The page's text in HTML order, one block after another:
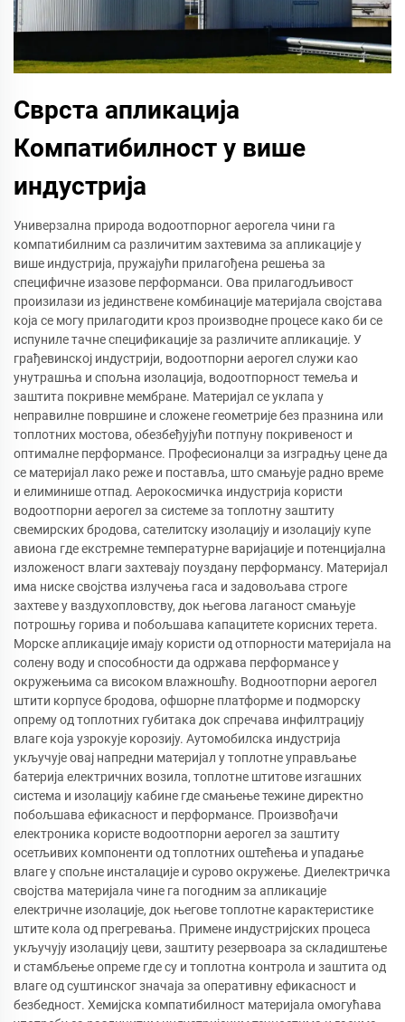
Сврста апликација
Компатибилност у више
индустрија
Универзална природа водоотпорног аерогела чини га
компатибилним са различитим захтевима за апликације у
више индустрија, пружајући прилагођена решења за
специфичне изазове перформанси. Ова прилагодљивост
произилази из јединствене комбинације материјала својстава
која се могу прилагодити кроз производне процесе како би се
испуниле тачне спецификације за различите апликације. У
грађевинској индустрији, водоотпорни аерогел служи као
унутрашња и спољна изолација, водоотпорност темеља и
заштита покривне мембране. Материјал се уклапа у
неправилне површине и сложене геометрије без празнина или
топлотних мостова, обезбеђујући потпуну покривеност и
оптималне перформансе. Професионалци за изградњу цене да
се материјал лако реже и поставља, што смањује радно време
и елиминише отпад. Аерокосмичка индустрија користи
водоотпорни аерогел за системе за топлотну заштиту
свемирских бродова, сателитску изолацију и изолацију купе
авиона где екстремне температурне варијације и потенцијална
изложеност влаги захтевају поуздану перформансу. Материјал
има ниске својства излучења гаса и задовољава строге
захтеве у ваздухопловству, док његова лаганост смањује
потрошњу горива и побољшава капацитете корисних терета.
Морске апликације имају користи од отпорности материјала на
солену воду и способности да одржава перформансе у
окружењима са високом влажношћу. Водноотпорни аерогел
штити корпусе бродова, офшорне платформе и подморску
опрему од топлотних губитака док спречава инфилтрацију
влаге која узрокује корозију. Аутомобилска индустрија
укључује овај напредни материјал у топлотне управљање
батерија електричних возила, топлотне штитове изгашних
система и изолацију кабине где смањење тежине директно
побољшава ефикасност и перформансе. Произвођачи
електроника користе водоотпорни аерогел за заштиту
осетљивих компоненти од топлотних оштећења и упадање
влаге у спољне инсталације и сурово окружење. Диелектричка
својства материјала чине га погодним за апликације
електричне изолације, док његове топлотне карактеристике
штите кола од прегревања. Примене индустријских процеса
укључују изолацију цеви, заштиту резервоара за складиштење
и стамбљење опреме где су и топлотна контрола и заштита од
влаге од суштинског значаја за оперативну ефикасност и
безбедност. Хемијска компатибилност материјала омогућава